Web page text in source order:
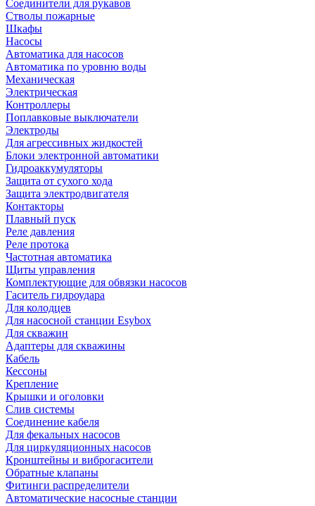
Соединители для рукавов
Стволы пожарные
Шкафы
Насосы
Автоматика для насосов
Автоматика по уровню воды
Механическая
Электрическая
Контроллеры
Поплавковые выключатели
Электроды
Для агрессивных жидкостей
Блоки электронной автоматики
Гидроаккумуляторы
Защита от сухого хода
Защита электродвигателя
Контакторы
Плавный пуск
Реле давления
Реле протока
Частотная автоматика
Щиты управления
Комплектующие для обвязки насосов
Гаситель гидроудара
Для колодцев
Для насосной станции Esybox
Для скважин
Адаптеры для скважины
Кабель
Кессоны
Крепление
Крышки и оголовки
Слив системы
Соединение кабеля
Для фекальных насосов
Для циркуляционных насосов
Кронштейны и виброгасители
Обратные клапаны
Фитинги распределители
Автоматические насосные станции